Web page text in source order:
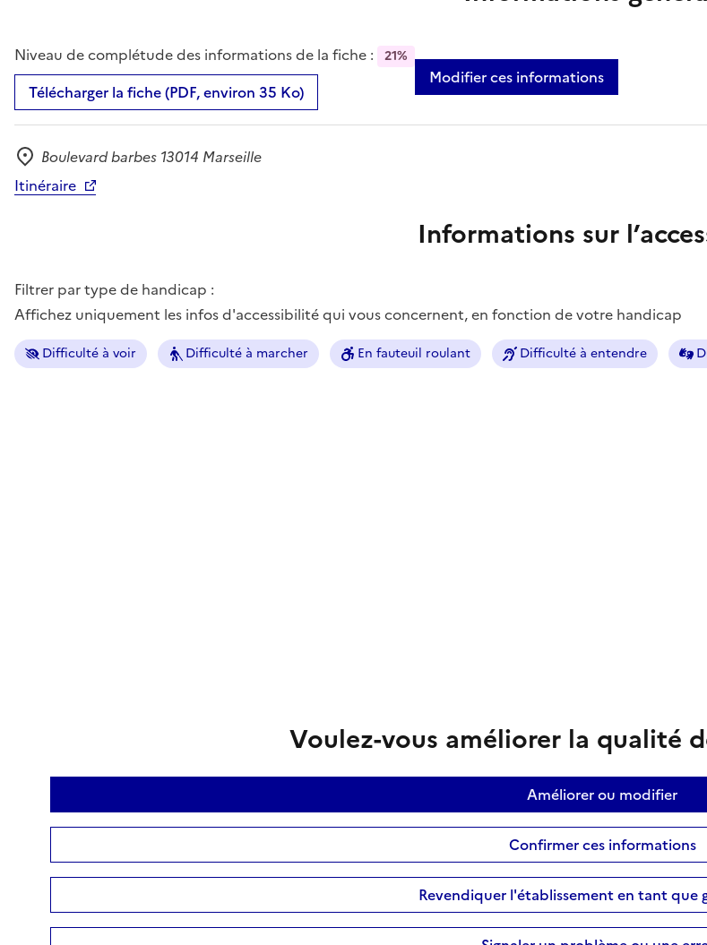
Niveau de complétude des informations de la fiche : 21%
Télécharger la fiche (PDF, environ 35 Ko)
Modifier ces informations
Adresse
Boulevard barbes 13014 Marseille
Itinéraire
Informations sur
Filtrer par type de handicap :
Affichez uniquement les infos d'accessibilité qui vous concernent, en fonction de votre handicap
Difficulté à voir Difficulté à marcher En fauteuil roulant Difficulté à entendre
Voulez-vous améliorer la qualité
Améliorer ou modifier
Confirmer ces informations
Revendiquer l'établissement en tant que